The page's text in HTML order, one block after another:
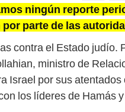
ningún reporte
parte de las
contra el Estado judío.
ministro de
Israel por sus
los líderes de Hamás